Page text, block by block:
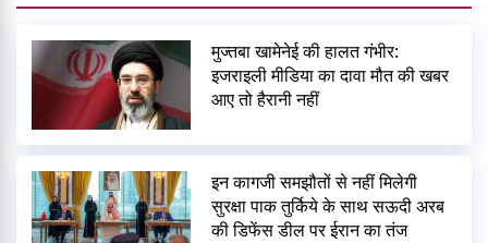
मुज्तबा खामेनेई की हालत गंभीर:
इजराइली मीडिया का दावा मौत की खबर
आए तो हैरानी नहीं
इन कागजी समझौतों से नहीं मिलेगी
सुरक्षा पाक तुर्किये के साथ सऊदी अरब
की डिफेंस डील पर ईरान का तंज